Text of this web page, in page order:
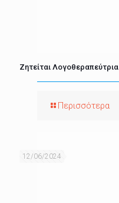
Ζητείται Λογοθεραπεύτρια
Περισσότερα
12/06/2024